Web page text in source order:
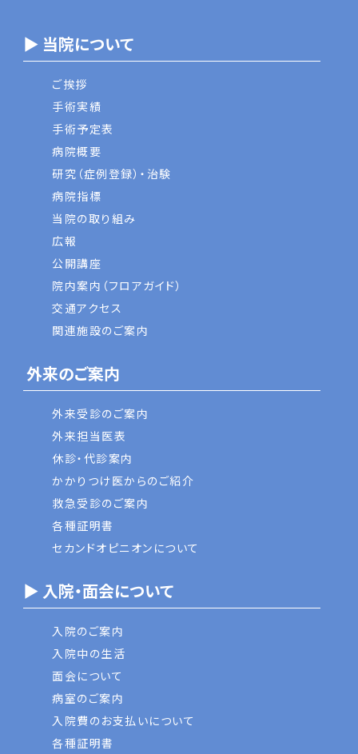
▶ 当院について
ご挨拶
手術実績
手術予定表
病院概要
研究（症例登録）・治験
病院指標
当院の取り組み
広報
公開講座
院内案内（フロアガイド）
交通アクセス
関連施設のご案内
外来のご案内
外来受診のご案内
外来担当医表
休診・代診案内
かかりつけ医からのご紹介
救急受診のご案内
各種証明書
セカンドオピニオンについて
▶ 入院・面会について
入院のご案内
入院中の生活
面会について
病室のご案内
入院費のお支払いについて
各種証明書